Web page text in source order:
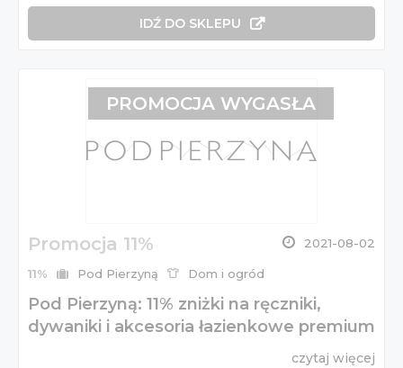
IDŹ DO SKLEPU
Promocja 11% 2021-08-02
11% Pod Pierzyną Dom i ogród
Pod Pierzyną: 11% zniżki na ręczniki,
dywaniki i akcesoria łazienkowe premium
czytaj więcej
PROMOCJA WYGASŁA